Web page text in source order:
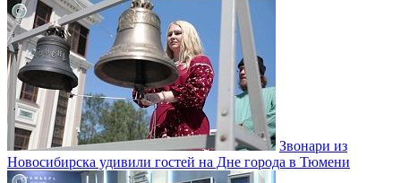
Звонари из
Новосибирска удивили гостей на Дне города в Тюмени